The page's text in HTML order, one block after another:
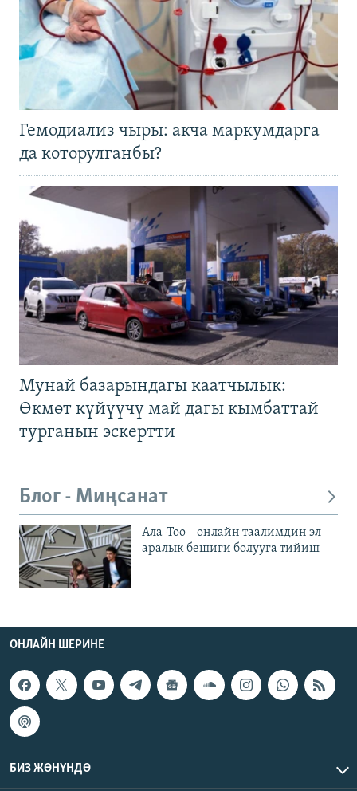
Гемодиализ чыры: акча маркумдарга
да которулганбы?
Мунай базарындагы каатчылык:
Өкмөт күйүүчү май дагы кымбаттай
турганын эскертти
Блог - Миңсанат
Ала-Тоо – онлайн таалимдин эл
аралык бешиги болууга тийиш
ОНЛАЙН ШЕРИНЕ
БИЗ ЖӨНҮНДӨ